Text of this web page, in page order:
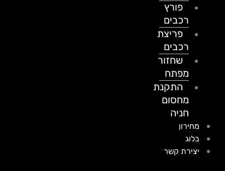
פורץ
רכבים
פריצת
רכבים
שחזור
מפתח
התקנת
מחסום
חניה
מחירון
בלוג
יצירת קשר